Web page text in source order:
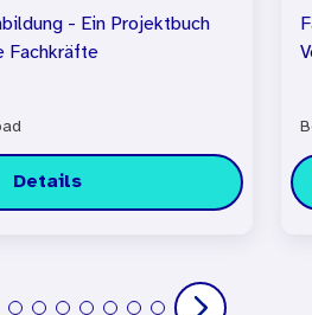
- Ein Projektbuch
Fachkräfte
Details